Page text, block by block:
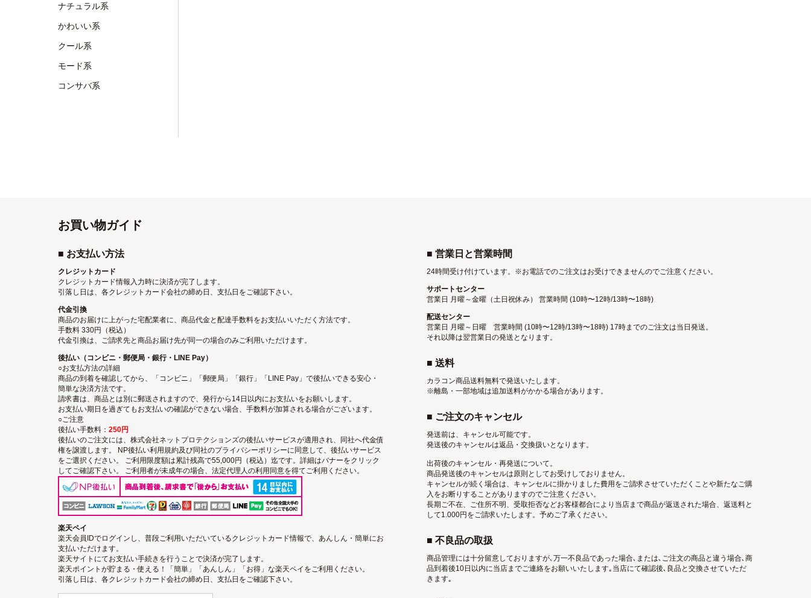
ナチュラル系
かわいい系
クール系
モード系
コンサバ系
お買い物ガイド
■ お支払い方法
クレジットカード
クレジットカード情報入力時に決済が完了します。
引落し日は、各クレジットカード会社の締め日、支払日をご確認下さい。
代金引換
商品のお届けに上がった宅配業者に、商品代金と配達手数料をお支払いいただく方法です。
手数料 330円（税込）
代金引換は、ご請求先と商品お届け先が同一の場合のみご利用いただけます。
後払い（コンビニ・郵便局・銀行・LINE Pay）
○お支払方法の詳細
商品の到着を確認してから、「コンビニ」「郵便局」「銀行」「LINE Pay」で後払いできる安心・
簡単な決済方法です。
請求書は、商品とは別に郵送されますので、発行から14日以内にお支払いをお願いします。
お支払い期日を過ぎてもお支払いの確認ができない場合、手数料が加算される場合がございます。
○ご注意
後払い手数料： 250円
後払いのご注文には、 株式会社ネットプロテクションズの後払いサービスが適用され、同社へ代金債
権を譲渡します。 NP後払い利用規約及び同社のプライバシーポリシーに同意して、後払いサービス
をご選択ください。 ご利用限度額は累計残高で55,000円（税込）迄です。詳細はバナーをクリック
してご確認下さい。 ご利用者が未成年の場合、法定代理人の利用同意を得てご利用ください。
楽天ペイ
楽天会員IDでログインし、普段ご利用いただいているクレジットカード情報で、あんしん・簡単にお
支払いただけます。
楽天サイトにてお支払い手続きを行うことで決済が完了します。
楽天ポイントが貯まる・使える！「簡単」「あんしん」「お得」な楽天ペイをご利用ください。
引落し日は、各クレジットカード会社の締め日、支払日をご確認下さい。
■ 営業日と営業時間
24時間受け付けています。 ※お電話でのご注文はお受けできませんのでご注意ください。
サポートセンター
営業日 月曜～金曜（土日祝休み） 営業時間 (10時〜12時/13時〜18時)
配送センター
営業日 月曜～日曜 営業時間 (10時〜12時/13時〜18時) 17時までのご注文は当日発送。
それ以降は翌営業日の発送となります。
■ 送料
カラコン商品送料無料で発送いたします。
※離島・一部地域は追加送料がかかる場合があります。
■ ご注文のキャンセル
発送前は、キャンセル可能です。
発送後のキャンセルは返品・交換扱いとなります。
出荷後のキャンセル・再発送について。
商品発送後のキャンセルは原則としてお受けしておりません。
キャンセルが続く場合は、キャンセルに掛かりました費用をご請求させていただくことや新たなご購
入をお断りすることがありますのでご注意ください。
長期ご不在、ご住所不明、受取拒否などお客様都合により当店まで商品が返送された場合、返送料と
して1.000円をご請求いたします。予めご了承ください。
■ 不良品の取扱
商品管理には十分留意しておりますが､万一不良品であった場合､または､ご注文の商品と違う場合､商
品到着後10日以内に当店までご連絡をお願いいたします｡当店にて確認後､良品と交換させていただ
きます｡